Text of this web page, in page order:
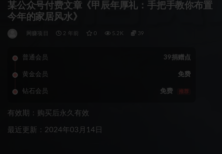
某公众号付费文章《甲辰年厚礼：手把手教你布置
今年的家居风水》
网赚项目 2 年前 0 5.2K 39
普通会员 39捐赠点
黄金会员 免费
钻石会员 免费 推荐
有效期：购买后永久有效
最近更新：2024年03月14日